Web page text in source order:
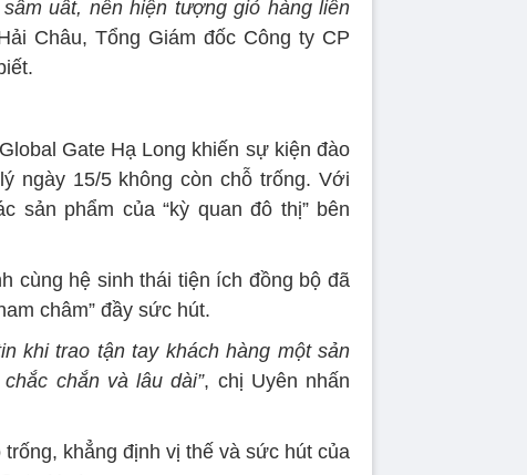
uất, nên hiện tượng giỏ hàng liên
Châu, Tổng Giám đốc Công ty CP
Gate Hạ Long khiến sự kiện đào
ngày 15/5 không còn chỗ trống. Với
sản phẩm của “kỳ quan đô thị” bên
cùng hệ sinh thái tiện ích đồng bộ đã
châm” đầy sức hút.
khi trao tận tay khách hàng một sản
chắn và lâu dài”, chị Uyên nhấn